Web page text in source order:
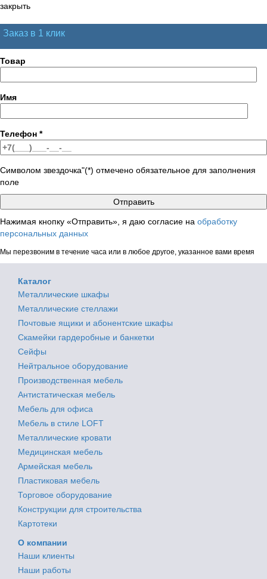
закрыть
Заказ в 1 клик
Товар
Имя
Телефон *
Символом звездочка"(*) отмечено обязательное для заполнения
поле
Нажимая кнопку «Отправить», я даю согласие на обработку
персональных данных
Мы перезвоним в течение часа или в любое другое, указанное вами время
Каталог
Металлические шкафы
Металлические стеллажи
Почтовые ящики и абонентские шкафы
Скамейки гардеробные и банкетки
Сейфы
Нейтральное оборудование
Производственная мебель
Антистатическая мебель
Мебель для офиса
Мебель в стиле LOFT
Металлические кровати
Медицинская мебель
Армейская мебель
Пластиковая мебель
Торговое оборудование
Конструкции для строительства
Картотеки
О компании
Наши клиенты
Наши работы